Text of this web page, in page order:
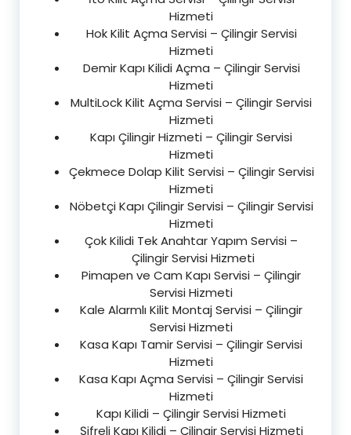
Hizmeti
Hok Kilit Açma Servisi – Çilingir Servisi
Hizmeti
Demir Kapı Kilidi Açma – Çilingir Servisi
Hizmeti
MultiLock Kilit Açma Servisi – Çilingir Servisi
Hizmeti
Kapı Çilingir Hizmeti – Çilingir Servisi
Hizmeti
Çekmece Dolap Kilit Servisi – Çilingir Servisi
Hizmeti
Nöbetçi Kapı Çilingir Servisi – Çilingir Servisi
Hizmeti
Çok Kilidi Tek Anahtar Yapım Servisi –
Çilingir Servisi Hizmeti
Pimapen ve Cam Kapı Servisi – Çilingir
Servisi Hizmeti
Kale Alarmlı Kilit Montaj Servisi – Çilingir
Servisi Hizmeti
Kasa Kapı Tamir Servisi – Çilingir Servisi
Hizmeti
Kasa Kapı Açma Servisi – Çilingir Servisi
Hizmeti
Kapı Kilidi – Çilingir Servisi Hizmeti
Şifreli Kapı Kilidi – Çilingir Servisi Hizmeti